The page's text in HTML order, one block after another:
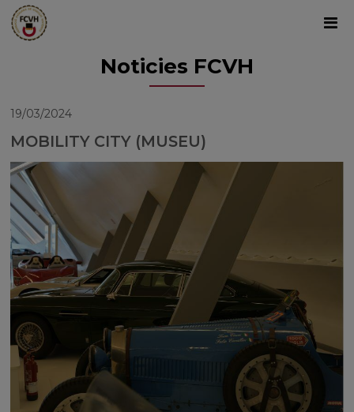
Noticies FCVH
19/03/2024
MOBILITY CITY (MUSEU)